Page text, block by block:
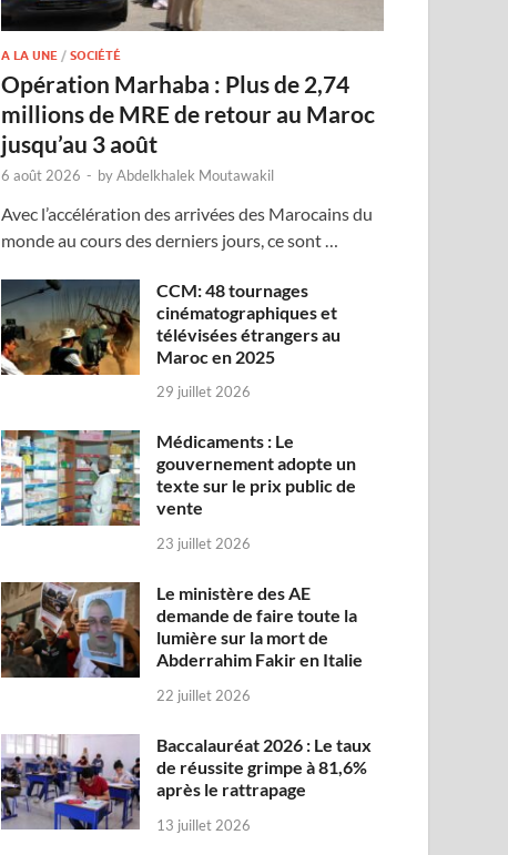
A LA UNE /SOCIÉTÉ
Opération Marhaba : Plus de 2,74
millions de MRE de retour au Maroc
jusqu’au 3 août
6 août 2026 - byAbdelkhalek Moutawakil
Avec l’accélération des arrivées des Marocains du
monde au cours des derniers jours, ce sont …
CCM: 48 tournages
cinématographiques et
télévisées étrangers au
Maroc en 2025
29 juillet 2026
Médicaments : Le
gouvernement adopte un
texte sur le prix public de
vente
23 juillet 2026
Le ministère des AE
demande de faire toute la
lumière sur la mort de
Abderrahim Fakir en Italie
22 juillet 2026
Baccalauréat 2026 : Le taux
de réussite grimpe à 81,6%
après le rattrapage
13 juillet 2026